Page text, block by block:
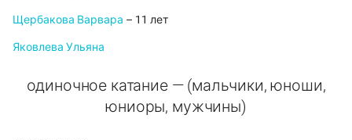
Щербакова Варвара – 11 лет
Яковлева Ульяна
одиночное катание — (мальчики, юноши,
юниоры, мужчины)